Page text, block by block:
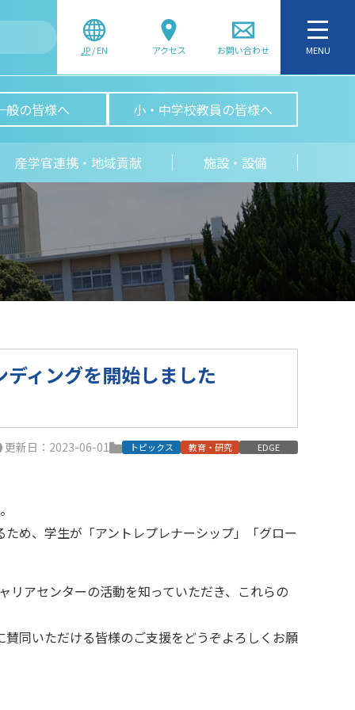
MENU
お問い合わせ
アクセス
JP/EN
般の皆様へ 小・中学校教員の皆様へ
産学官連携・地域貢献 施設・設備
ィングを開始しました
更新日：2023-06-01 トピックス 教育・研究 EDGE
め、学生が「アントレプレナーシップ」「グロー
リアセンターの活動を知っていただき、これらの
同いただける皆様のご支援をどうぞよろしくお願